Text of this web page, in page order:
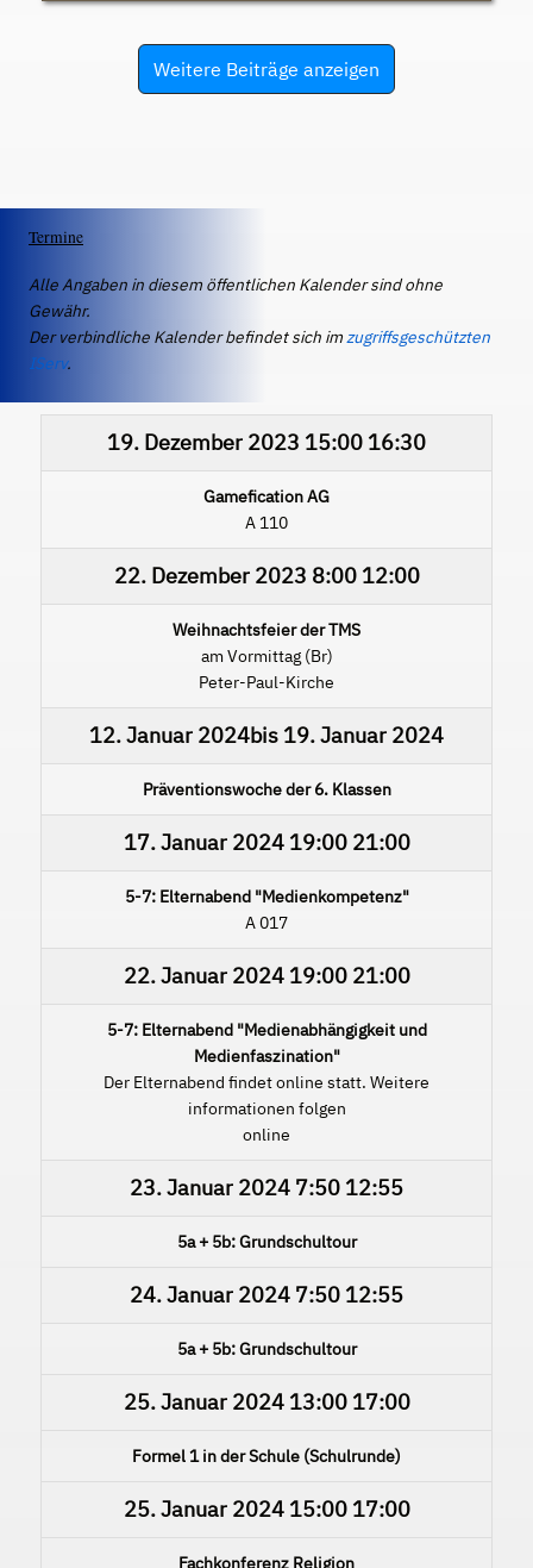
Weitere Beiträge anzeigen
Termine
Alle Angaben in diesem öffentlichen Kalender sind ohne
Gewähr.
Der verbindliche Kalender befindet sich imzugriffsgeschützten
IServ.
19. Dezember 2023 15:00 16:30
Gamefication AG
A 110
22. Dezember 2023 8:00 12:00
Weihnachtsfeier der TMS
am Vormittag (Br)
Peter-Paul-Kirche
12. Januar 2024bis 19. Januar 2024
Präventionswoche der 6. Klassen
17. Januar 202419:00 21:00
5-7: Elternabend "Medienkompetenz"
A 017
22. Januar 202419:00 21:00
5-7: Elternabend "Medienabhängigkeit und
Medienfaszination"
Der Elternabend findet online statt. Weitere
informationen folgen
online
23. Januar 2024 7:50 12:55
5a + 5b: Grundschultour
24. Januar 2024 7:50 12:55
5a + 5b: Grundschultour
25. Januar 202413:00 17:00
Formel 1 in der Schule (Schulrunde)
25. Januar 202415:00 17:00
Fachkonferenz Religion